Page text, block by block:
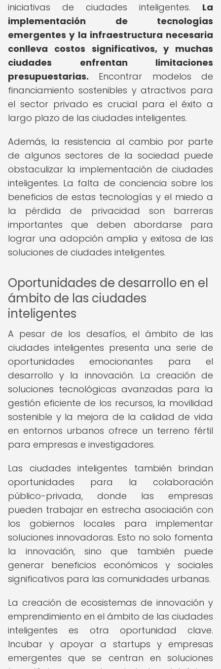
iniciativas de ciudades inteligentes. La
implementación de tecnologías
emergentes y la infraestructura necesaria
conlleva costos significativos, y muchas
ciudades enfrentan limitaciones
presupuestarias. Encontrar modelos de
financiamiento sostenibles y atractivos para
el sector privado es crucial para el éxito a
largo plazo de las ciudades inteligentes.
Además, la resistencia al cambio por parte
de algunos sectores de la sociedad puede
obstaculizar la implementación de ciudades
inteligentes. La falta de conciencia sobre los
beneficios de estas tecnologías y el miedo a
la pérdida de privacidad son barreras
importantes que deben abordarse para
lograr una adopción amplia y exitosa de las
soluciones de ciudades inteligentes.
Oportunidades de desarrollo en el
ámbito de las ciudades
inteligentes
A pesar de los desafíos, el ámbito de las
ciudades inteligentes presenta una serie de
oportunidades emocionantes para el
desarrollo y la innovación. La creación de
soluciones tecnológicas avanzadas para la
gestión eficiente de los recursos, la movilidad
sostenible y la mejora de la calidad de vida
en entornos urbanos ofrece un terreno fértil
para empresas e investigadores.
Las ciudades inteligentes también brindan
oportunidades para la colaboración
público-privada, donde las empresas
pueden trabajar en estrecha asociación con
los gobiernos locales para implementar
soluciones innovadoras. Esto no solo fomenta
la innovación, sino que también puede
generar beneficios económicos y sociales
significativos para las comunidades urbanas.
La creación de ecosistemas de innovación y
emprendimiento en el ámbito de las ciudades
inteligentes es otra oportunidad clave.
Incubar y apoyar a startups y empresas
emergentes que se centran en soluciones